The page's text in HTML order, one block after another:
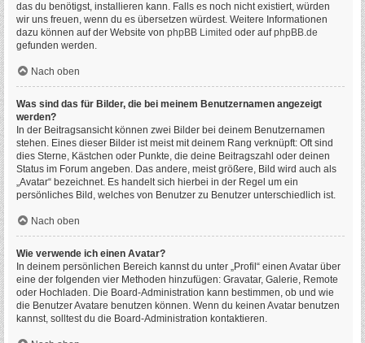
das du benötigst, installieren kann. Falls es noch nicht existiert, würden
wir uns freuen, wenn du es übersetzen würdest. Weitere Informationen
dazu können auf der Website von phpBB Limited oder aufphpBB.de
gefunden werden.
Nach oben
Was sind das für Bilder, die bei meinem Benutzernamen angezeigt
werden?
In der Beitragsansicht können zwei Bilder bei deinem Benutzernamen
stehen. Eines dieser Bilder ist meist mit deinem Rang verknüpft: Oft sind
dies Sterne, Kästchen oder Punkte, die deine Beitragszahl oder deinen
Status im Forum angeben. Das andere, meist größere, Bild wird auch als
„Avatar“ bezeichnet. Es handelt sich hierbei in der Regel um ein
persönliches Bild, welches von Benutzer zu Benutzer unterschiedlich ist.
Nach oben
Wie verwende ich einen Avatar?
In deinem persönlichen Bereich kannst du unter „Profil“ einen Avatar über
eine der folgenden vier Methoden hinzufügen: Gravatar, Galerie, Remote
oder Hochladen. Die Board-Administration kann bestimmen, ob und wie
die Benutzer Avatare benutzen können. Wenn du keinen Avatar benutzen
kannst, solltest du die Board-Administration kontaktieren.